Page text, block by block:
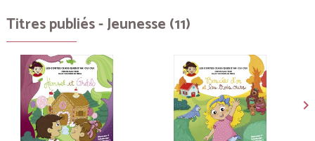
Titres publiés - Jeunesse (11)